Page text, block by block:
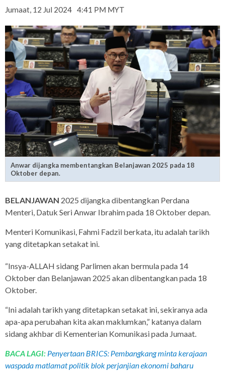
Jumaat, 12 Jul 2024 4:41 PM MYT
Anwar dijangka membentangkan Belanjawan 2025 pada 18
Oktober depan.
BELANJAWAN 2025 dijangka dibentangkan Perdana
Menteri, Datuk Seri Anwar Ibrahim pada 18 Oktober depan.
Menteri Komunikasi, Fahmi Fadzil berkata, itu adalah tarikh
yang ditetapkan setakat ini.
“Insya-ALLAH sidang Parlimen akan bermula pada 14
Oktober dan Belanjawan 2025 akan dibentangkan pada 18
Oktober.
“Ini adalah tarikh yang ditetapkan setakat ini, sekiranya ada
apa-apa perubahan kita akan maklumkan,” katanya dalam
sidang akhbar di Kementerian Komunikasi pada Jumaat.
BACA LAGI: Penyertaan BRICS: Pembangkang minta kerajaan
waspada matlamat politik blok perjanjian ekonomi baharu